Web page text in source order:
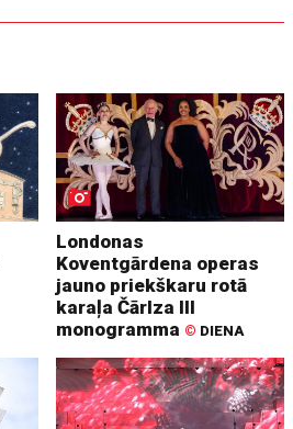
Londonas
Koventgārdena operas
jauno priekškaru rotā
karaļa Čārlza III
monogramma © DIENA